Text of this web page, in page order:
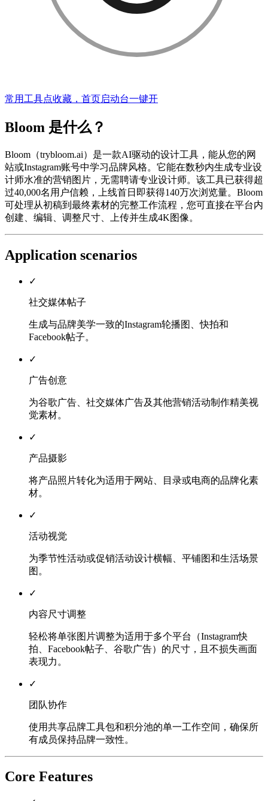
常用工具点收藏，首页启动台一键开
Bloom 是什么？
Bloom（trybloom.ai）是一款AI驱动的设计工具，能从您的网
站或Instagram账号中学习品牌风格。它能在数秒内生成专业设
计师水准的营销图片，无需聘请专业设计师。该工具已获得超
过40,000名用户信赖，上线首日即获得140万次浏览量。Bloom
可处理从初稿到最终素材的完整工作流程，您可直接在平台内
创建、编辑、调整尺寸、上传并生成4K图像。
Application scenarios
✓
社交媒体帖子
生成与品牌美学一致的Instagram轮播图、快拍和
Facebook帖子。
✓
广告创意
为谷歌广告、社交媒体广告及其他营销活动制作精美视
觉素材。
✓
产品摄影
将产品照片转化为适用于网站、目录或电商的品牌化素
材。
✓
活动视觉
为季节性活动或促销活动设计横幅、平铺图和生活场景
图。
✓
内容尺寸调整
轻松将单张图片调整为适用于多个平台（Instagram快
拍、Facebook帖子、谷歌广告）的尺寸，且不损失画面
表现力。
✓
团队协作
使用共享品牌工具包和积分池的单一工作空间，确保所
有成员保持品牌一致性。
Core Features